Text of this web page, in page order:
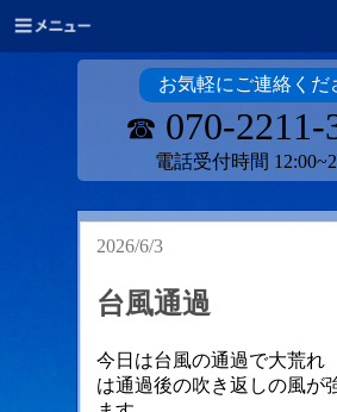
お気軽にご連絡くだ
☎ 070-2211-
電話受付時間
2026/6/3
台風通過
今日は台風の通過で大荒
は通過後の吹き返しの風が